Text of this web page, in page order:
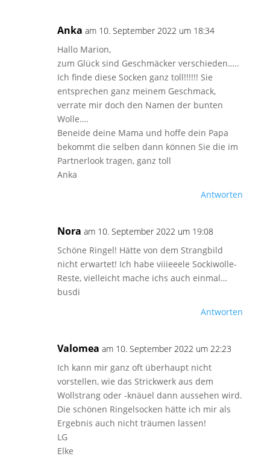
Anka am 10. September 2022 um 18:34
Hallo Marion,
zum Glück sind Geschmäcker verschieden…..
Ich finde diese Socken ganz toll!!!!!! Sie
entsprechen ganz meinem Geschmack,
verrate mir doch den Namen der bunten
Wolle….
Beneide deine Mama und hoffe dein Papa
bekommt die selben dann können Sie die im
Partnerlook tragen, ganz toll
Anka
Antworten
Nora am 10. September 2022 um 19:08
Schöne Ringel! Hätte von dem Strangbild
nicht erwartet! Ich habe viiieeele Sockiwolle-
Reste, vielleicht mache ichs auch einmal…
busdi
Antworten
Valomea am 10. September 2022 um 22:23
Ich kann mir ganz oft überhaupt nicht
vorstellen, wie das Strickwerk aus dem
Wollstrang oder -knäuel dann aussehen wird.
Die schönen Ringelsocken hätte ich mir als
Ergebnis auch nicht träumen lassen!
LG
Elke